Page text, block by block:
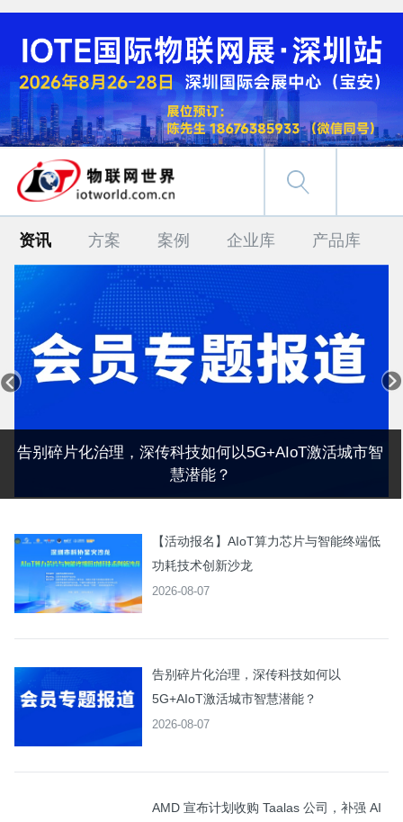
资讯 方案 案例 企业库 产品库
告别碎片化治理，深传科技如何以5G+AIoT激活城市智
慧潜能？
 
【活动报名】AIoT算力芯片与智能终端低
功耗技术创新沙龙
2026-08-07
告别碎片化治理，深传科技如何以
5G+AIoT激活城市智慧潜能？
2026-08-07
AMD 宣布计划收购 Taalas 公司，补强 AI